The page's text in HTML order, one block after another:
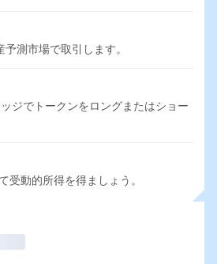
測市場で取引します。
ジでトークンをロングまたはショー
受動的所得を得ましょう。